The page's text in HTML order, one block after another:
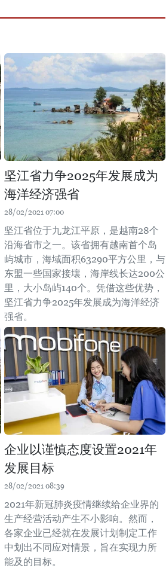
坚江省力争2025年发展成为
海洋经济强省
28/02/2021 07:00
坚江省位于九龙江平原，是越南28个
沿海省市之一。该省拥有越南首个岛
屿城市，海域面积63290平方公里，与
东盟一些国家接壤，海岸线长达200公
里，大小岛屿140个。凭借这些优势，
坚江省力争2025年发展成为海洋经济
强省。
企业以谨慎态度设置2021年
发展目标
28/02/2021 08:39
2021年新冠肺炎疫情继续给企业界的
生产经营活动产生不小影响。然而，
各家企业已经就在发展计划制定工作
中划出不同应对情景，旨在实现力所
能及的目标。